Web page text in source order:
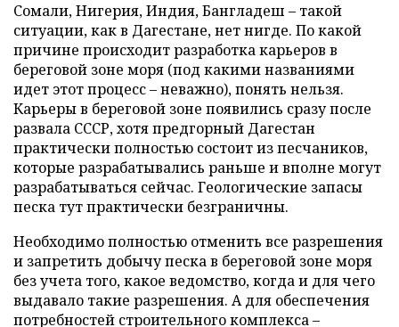
Сомали, Нигерия, Индия, Бангладеш – такой
ситуации, как в Дагестане, нет нигде. По какой
причине происходит разработка карьеров в
береговой зоне моря (под какими названиями
идет этот процесс – неважно), понять нельзя.
Карьеры в береговой зоне появились сразу после
развала СССР, хотя предгорный Дагестан
практически полностью состоит из песчаников,
которые разрабатывались раньше и вполне могут
разрабатываться сейчас. Геологические запасы
песка тут практически безграничны.
Необходимо полностью отменить все разрешения
и запретить добычу песка в береговой зоне моря
без учета того, какое ведомство, когда и для чего
выдавало такие разрешения. А для обеспечения
потребностей строительного комплекса –